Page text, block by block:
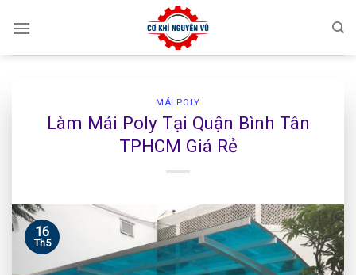
MÁI POLY
Làm Mái Poly Tại Quận Bình Tân
TPHCM Giá Rẻ
16
Th5